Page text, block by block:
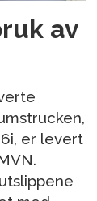
av
er levert